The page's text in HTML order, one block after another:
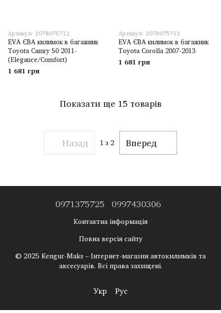
Артикул: 2078075712
EVA ЄВА килимок в багажник
Toyota Camry 50 2011-
(Еlegance/Сomfort)
1 681 грн
Артикул: 2078075713
EVA ЄВА килимок в багажник
Toyota Corolla 2007-2013
1 681 грн
Показати ще 15 товарів
Назад 1 з 2 Вперед
0971375725 0997430306
Контактна інформація
Повна версія сайту
© 2025 Kengur-Maks – Інтернет-магазин автокилимків та
аксесуарів. Всі права захищені.
Укр Рус